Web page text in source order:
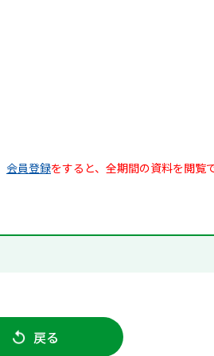
会員登録をすると、全期間の資料を閲覧
戻る